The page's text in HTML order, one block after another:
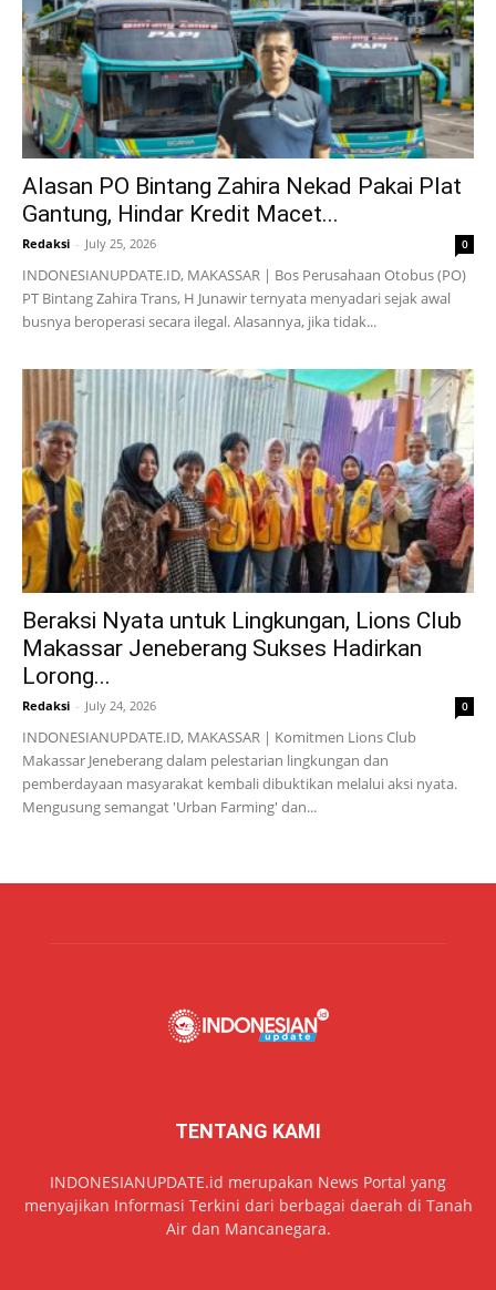
Alasan PO Bintang Zahira Nekad Pakai Plat
Gantung, Hindar Kredit Macet...
Redaksi - July 25, 2026 0
INDONESIANUPDATE.ID, MAKASSAR | Bos Perusahaan Otobus (PO)
PT Bintang Zahira Trans, H Junawir ternyata menyadari sejak awal
busnya beroperasi secara ilegal. Alasannya, jika tidak...
Beraksi Nyata untuk Lingkungan, Lions Club
Makassar Jeneberang Sukses Hadirkan
Lorong...
Redaksi - July 24, 2026 0
INDONESIANUPDATE.ID, MAKASSAR | Komitmen Lions Club
Makassar Jeneberang dalam pelestarian lingkungan dan
pemberdayaan masyarakat kembali dibuktikan melalui aksi nyata.
Mengusung semangat 'Urban Farming' dan...
TENTANG KAMI
INDONESIANUPDATE.id merupakan News Portal yang
menyajikan Informasi Terkini dari berbagai daerah di Tanah
Air dan Mancanegara.